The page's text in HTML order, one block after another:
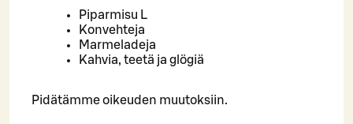
Piparmisu L
Konvehteja
Marmeladeja
Kahvia, teetä ja glögiä
Pidätämme oikeuden muutoksiin.